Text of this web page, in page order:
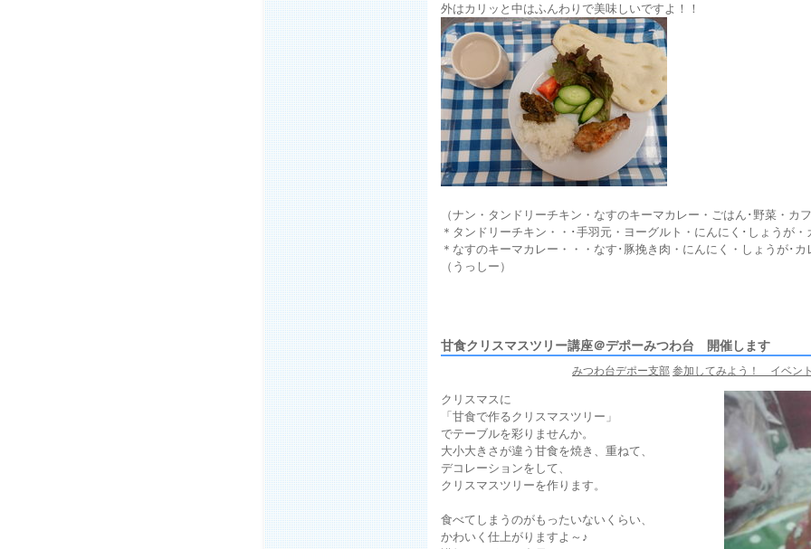
外はカリッと中はふんわりで美味しいですよ！！
（ナン・タンドリーチキン・なすのキーマカレー・ごはん･野菜・カ
＊タンドリーチキン・・･手羽元・ヨーグルト・にんにく･しょうが・
＊なすのキーマカレー・・・なす･豚挽き肉・にんにく・しょうが･カ
（うっしー）
甘食クリスマスツリー講座＠デポーみつわ台 開催します
みつわ台デポー支部 参加してみよう！ イベン
クリスマスに
「甘食で作るクリスマスツリー」
でテーブルを彩りませんか。
大小大きさが違う甘食を焼き、重ねて、
デコレーションをして、
クリスマスツリーを作ります。
食べてしまうのがもったいないくらい、
かわいく仕上がりますよ～♪